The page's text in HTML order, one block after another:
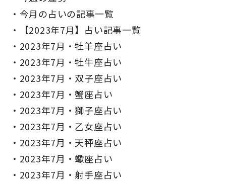
今月の占いの記事一覧
【2023年7月】占い記事一覧
2023年7月・牡羊座占い
2023年7月・牡牛座占い
2023年7月・双子座占い
2023年7月・蟹座占い
2023年7月・獅子座占い
2023年7月・乙女座占い
2023年7月・天秤座占い
2023年7月・蠍座占い
2023年7月・射手座占い